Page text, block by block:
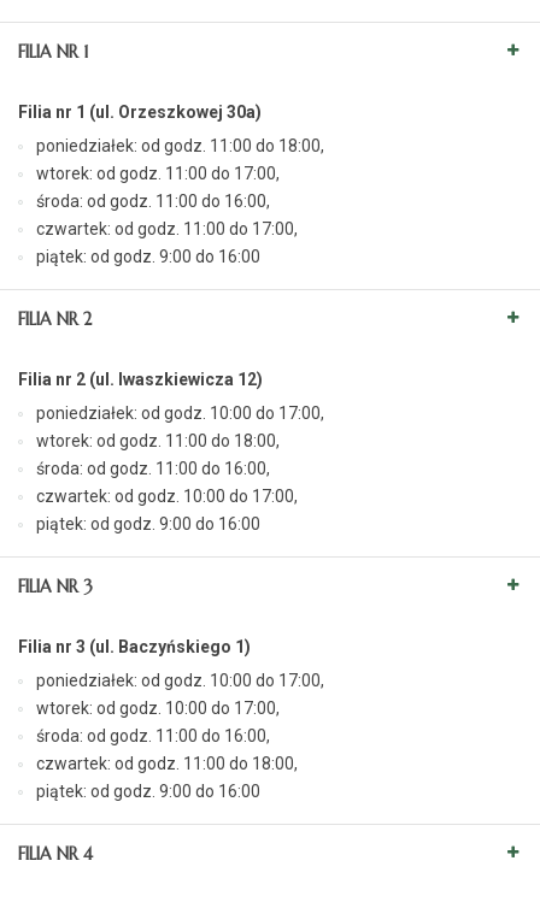
FILIA NR 1
Filia nr 1 (ul. Orzeszkowej 30a)
poniedziałek: od godz. 11:00 do 18:00,
wtorek: od godz. 11:00 do 17:00,
środa: od godz. 11:00 do 16:00,
czwartek: od godz. 11:00 do 17:00,
piątek: od godz. 9:00 do 16:00
FILIA NR 2
Filia nr 2 (ul. Iwaszkiewicza 12)
poniedziałek: od godz. 10:00 do 17:00,
wtorek: od godz. 11:00 do 18:00,
środa: od godz. 11:00 do 16:00,
czwartek: od godz. 10:00 do 17:00,
piątek: od godz. 9:00 do 16:00
FILIA NR 3
Filia nr 3 (ul. Baczyńskiego 1)
poniedziałek: od godz. 10:00 do 17:00,
wtorek: od godz. 10:00 do 17:00,
środa: od godz. 11:00 do 16:00,
czwartek: od godz. 11:00 do 18:00,
piątek: od godz. 9:00 do 16:00
FILIA NR 4